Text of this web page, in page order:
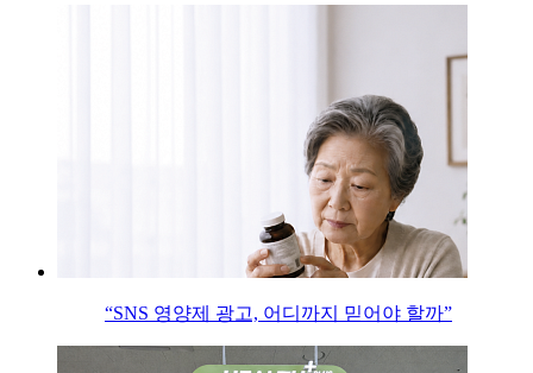
“SNS 영양제 광고, 어디까지 믿어야 할까”